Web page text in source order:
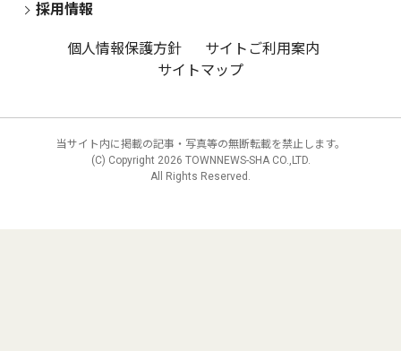
採用情報
個人情報保護方針
サイトご利用案内
サイトマップ
当サイト内に掲載の記事・写真等の無断転載を禁止します。
(C) Copyright 2026 TOWNNEWS-SHA CO.,LTD.
All Rights Reserved.